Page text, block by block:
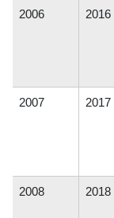
2006 2016
2007 2017
2008 2018